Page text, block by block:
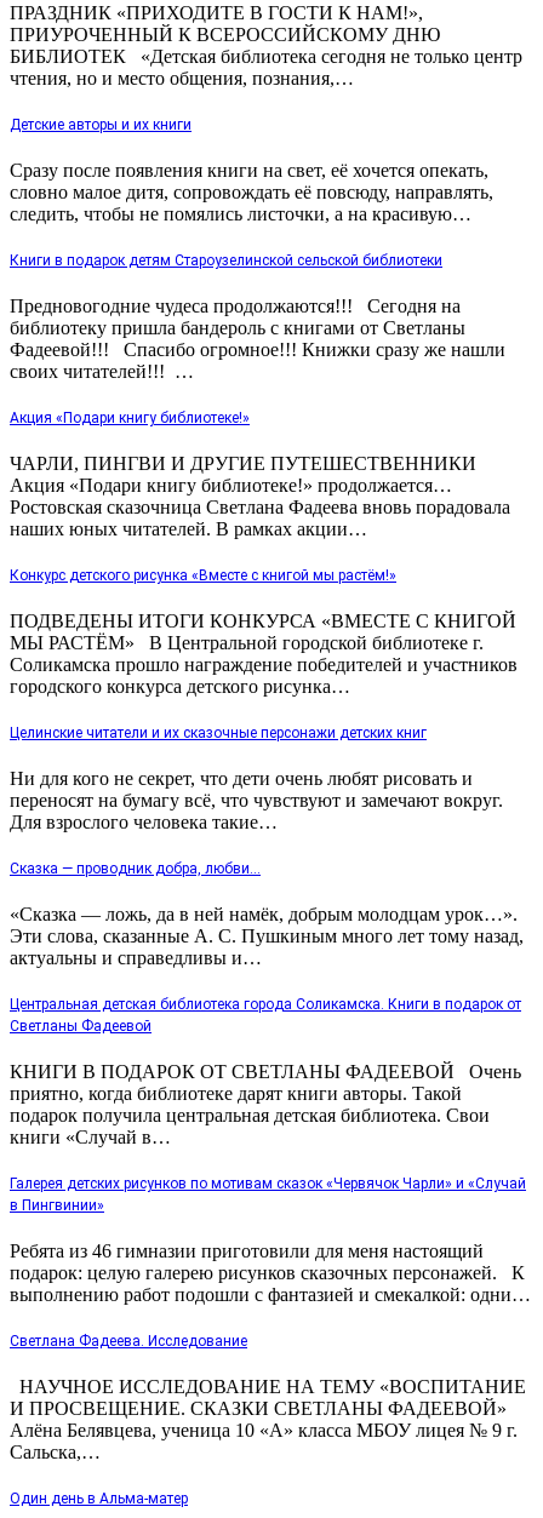
ПРАЗДНИК «ПРИХОДИТЕ В ГОСТИ К НАМ!»,
ПРИУРОЧЕННЫЙ К ВСЕРОССИЙСКОМУ ДНЮ
БИБЛИОТЕК «Детская библиотека сегодня не только центр
чтения, но и место общения, познания,…
Детские авторы и их книги
Сразу после появления книги на свет, её хочется опекать,
словно малое дитя, сопровождать её повсюду, направлять,
следить, чтобы не помялись листочки, а на красивую…
Книги в подарок детям Староузелинской сельской библиотеки
Предновогодние чудеса продолжаются!!! Сегодня на
библиотеку пришла бандероль с книгами от Светланы
Фадеевой!!! Спасибо огромное!!! Книжки сразу же нашли
своих читателей!!! …
Акция «Подари книгу библиотеке!»
ЧАРЛИ, ПИНГВИ И ДРУГИЕ ПУТЕШЕСТВЕННИКИ
Акция «Подари книгу библиотеке!» продолжается…
Ростовская сказочница Светлана Фадеева вновь порадовала
наших юных читателей. В рамках акции…
Конкурс детского рисунка «Вместе с книгой мы растём!»
ПОДВЕДЕНЫ ИТОГИ КОНКУРСА «ВМЕСТЕ С КНИГОЙ
МЫ РАСТЁМ» В Центральной городской библиотеке г.
Соликамска прошло награждение победителей и участников
городского конкурса детского рисунка…
Целинские читатели и их сказочные персонажи детских книг
Ни для кого не секрет, что дети очень любят рисовать и
переносят на бумагу всё, что чувствуют и замечают вокруг.
Для взрослого человека такие…
Сказка — проводник добра, любви…
«Сказка — ложь, да в ней намёк, добрым молодцам урок…».
Эти слова, сказанные А. С. Пушкиным много лет тому назад,
актуальны и справедливы и…
Центральная детская библиотека города Соликамска. Книги в подарок от
Светланы Фадеевой
КНИГИ В ПОДАРОК ОТ СВЕТЛАНЫ ФАДЕЕВОЙ Очень
приятно, когда библиотеке дарят книги авторы. Такой
подарок получила центральная детская библиотека. Свои
книги «Случай в…
Галерея детских рисунков по мотивам сказок «Червячок Чарли» и «Случай
в Пингвинии»
Ребята из 46 гимназии приготовили для меня настоящий
подарок: целую галерею рисунков сказочных персонажей. К
выполнению работ подошли с фантазией и смекалкой: одни…
Светлана Фадеева. Исследование
НАУЧНОЕ ИССЛЕДОВАНИЕ НА ТЕМУ «ВОСПИТАНИЕ
И ПРОСВЕЩЕНИЕ. СКАЗКИ СВЕТЛАНЫ ФАДЕЕВОЙ»
Алёна Белявцева, ученица 10 «А» класса МБОУ лицея № 9 г.
Сальска,…
Один день в Альма-матер